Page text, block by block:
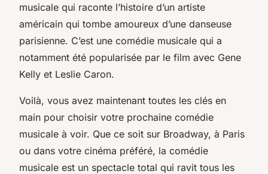
musicale qui raconte l’histoire d’un artiste
américain qui tombe amoureux d’une danseuse
parisienne. C’est une comédie musicale qui a
notamment été popularisée par le film avec Gene
Kelly et Leslie Caron.
Voilà, vous avez maintenant toutes les clés en
main pour choisir votre prochaine comédie
musicale à voir. Que ce soit sur Broadway, à Paris
ou dans votre cinéma préféré, la comédie
musicale est un spectacle total qui ravit tous les